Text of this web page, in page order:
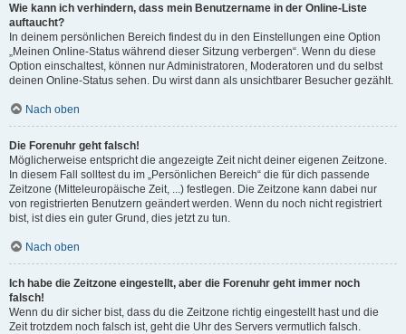
Wie kann ich verhindern, dass mein Benutzername in der Online-Liste
auftaucht?
In deinem persönlichen Bereich findest du in den Einstellungen eine Option
„Meinen Online-Status während dieser Sitzung verbergen“. Wenn du diese
Option einschaltest, können nur Administratoren, Moderatoren und du selbst
deinen Online-Status sehen. Du wirst dann als unsichtbarer Besucher gezählt.
Nach oben
Die Forenuhr geht falsch!
Möglicherweise entspricht die angezeigte Zeit nicht deiner eigenen Zeitzone.
In diesem Fall solltest du im „Persönlichen Bereich“ die für dich passende
Zeitzone (Mitteleuropäische Zeit, ...) festlegen. Die Zeitzone kann dabei nur
von registrierten Benutzern geändert werden. Wenn du noch nicht registriert
bist, ist dies ein guter Grund, dies jetzt zu tun.
Nach oben
Ich habe die Zeitzone eingestellt, aber die Forenuhr geht immer noch
falsch!
Wenn du dir sicher bist, dass du die Zeitzone richtig eingestellt hast und die
Zeit trotzdem noch falsch ist, geht die Uhr des Servers vermutlich falsch.